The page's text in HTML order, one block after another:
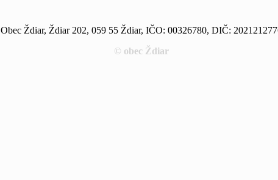
Obec Ždiar, Ždiar 202, 059 55 Ždiar, IČO: 00326780, DIČ:
© obec Ždiar